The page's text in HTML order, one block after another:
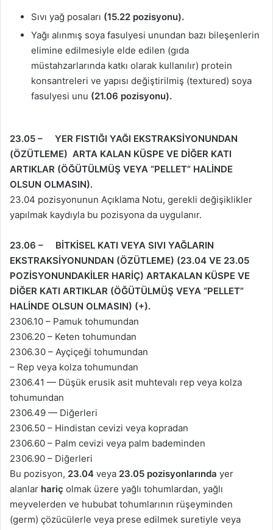
Sıvı yağ posaları (15.22 pozisyonu).
Yağı alınmış soya fasulyesi unundan bazı bileşenlerin
elimine edilmesiyle elde edilen (gıda
müstahzarlarında katkı olarak kullanılır) protein
konsantreleri ve yapısı değiştirilmiş (textured) soya
fasulyesi unu (21.06 pozisyonu).
23.05 – YER FISTIĞI YAĞI EKSTRAKSİYONUNDAN
(ÖZÜTLEME) ARTA KALAN KÜSPE VE DİĞER KATI
ARTIKLAR (ÖĞÜTÜLMÜŞ VEYA “PELLET” HALİNDE
OLSUN OLMASIN).
23.04 pozisyonunun Açıklama Notu, gerekli değişiklikler
yapılmak kaydıyla bu pozisyona da uygulanır.
23.06 – BİTKİSEL KATI VEYA SIVI YAĞLARIN
EKSTRAKSİYONUNDAN (ÖZÜTLEME) (23.04 VE 23.05
POZİSYONUNDAKİLER HARİÇ) ARTAKALAN KÜSPE VE
DİĞER KATI ARTIKLAR (ÖĞÜTÜLMÜŞ VEYA “PELLET”
HALİNDE OLSUN OLMASIN) (+).
2306.10 – Pamuk tohumundan
2306.20 – Keten tohumundan
2306.30 – Ayçiçeği tohumundan
– Rep veya kolza tohumundan
2306.41 — Düşük erusik asit muhtevalı rep veya kolza
tohumundan
2306.49 — Diğerleri
2306.50 – Hindistan cevizi veya kopradan
2306.60 – Palm cevizi veya palm bademinden
2306.90 – Diğerleri
Bu pozisyon, 23.04 veya 23.05 pozisyonlarında yer
alanlar hariç olmak üzere yağlı tohumlardan, yağlı
meyvelerden ve hububat tohumlarının rüşeyminden
(germ) çözücülerle veya prese edilmek suretiyle veya